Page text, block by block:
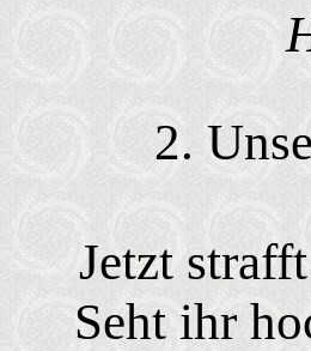
2.
Jetzt
Seht ihr